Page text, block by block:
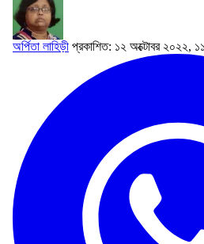
অর্পিতা লাহিড়ী প্রকাশিত: ১২ অক্টোবর ২০২২,